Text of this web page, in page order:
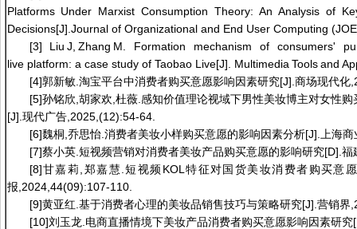
Platforms Under Marxist Consumption Theory: An Analysis of
Decisions[J].Journal of Organizational and End User Computing
[3] Liu J, Zhang M. Formation mechanism of consumers'
live platform: a case study of Taobao Live[J]. Multimedia Tools and
[4]郭新敏.淘宝平台中消费者购买意愿影响因素研究[J].商场现代化
[5]孙铭欣,胡家欢,杜薇.感知价值理论视域下男性美妆博主对女性
[J].现代广告,2025,(12):54-64.
[6]魏桐,乔思怡.消费者美妆小样购买意愿的影响因素分析[J].上海
[7]蔡小英.短视频营销对消费者美妆产品购买意愿的影响研究[D].
[8]甘嘉莉,郑嘉慧.短视频KOL特征对国货美妆消费者购买意
报,2024,44(09):107-110.
[9]黄亚红.基于消费者心理的美妆品销售技巧与策略研究[J].营销界
[10]刘玉龙.电商直播情境下美妆产品消费者购买意愿影响因素研